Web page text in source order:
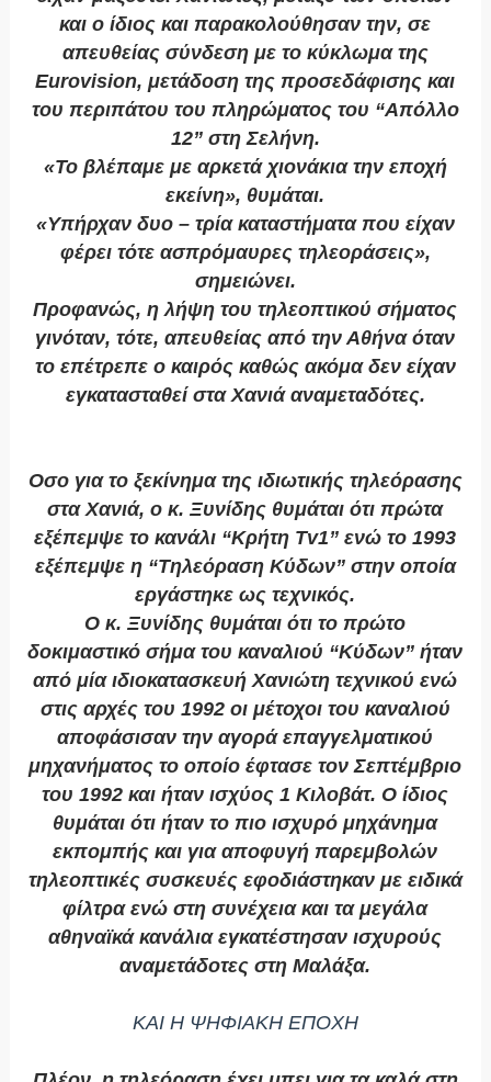
και ο ίδιος και παρακολούθησαν την, σε
απευθείας σύνδεση με το κύκλωμα της
Eurovision, μετάδοση της προσεδάφισης και
του περιπάτου του πληρώματος του “Απόλλο
12” στη Σελήνη.
«Το βλέπαμε με αρκετά χιονάκια την εποχή
εκείνη», θυμάται.
«Υπήρχαν δυο – τρία καταστήματα που είχαν
φέρει τότε ασπρόμαυρες τηλεοράσεις»,
σημειώνει.
Προφανώς, η λήψη του τηλεοπτικού σήματος
γινόταν, τότε, απευθείας από την Αθήνα όταν
το επέτρεπε ο καιρός καθώς ακόμα δεν είχαν
εγκατασταθεί στα Χανιά αναμεταδότες.
Οσο για το ξεκίνημα της ιδιωτικής τηλεόρασης
στα Χανιά, ο κ. Ξυνίδης θυμάται ότι πρώτα
εξέπεμψε το κανάλι “Κρήτη Tv1” ενώ το 1993
εξέπεμψε η “Τηλεόραση Κύδων” στην οποία
εργάστηκε ως τεχνικός.
Ο κ. Ξυνίδης θυμάται ότι το πρώτο
δοκιμαστικό σήμα του καναλιού “Κύδων” ήταν
από μία ιδιοκατασκευή Χανιώτη τεχνικού ενώ
στις αρχές του 1992 οι μέτοχοι του καναλιού
αποφάσισαν την αγορά επαγγελματικού
μηχανήματος το οποίο έφτασε τον Σεπτέμβριο
του 1992 και ήταν ισχύος 1 Κιλοβάτ. Ο ίδιος
θυμάται ότι ήταν το πιο ισχυρό μηχάνημα
εκπομπής και για αποφυγή παρεμβολών
τηλεοπτικές συσκευές εφοδιάστηκαν με ειδικά
φίλτρα ενώ στη συνέχεια και τα μεγάλα
αθηναϊκά κανάλια εγκατέστησαν ισχυρούς
αναμετάδοτες στη Μαλάξα.
ΚΑΙ Η ΨΗΦΙΑΚΗ ΕΠΟΧΗ